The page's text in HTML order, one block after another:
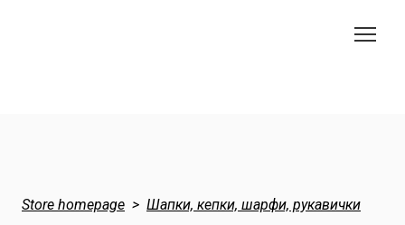
Store homepage Шапки, кепки, шарфи, рукавички